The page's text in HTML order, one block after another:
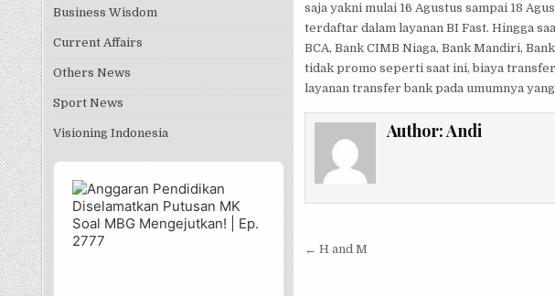
saja yakni mulai 16 Agustus sampai 18
terdaftar dalam layanan BI Fast. Hingga
BCA, Bank CIMB Niaga, Bank Mandiri,
tidak promo seperti saat ini, biaya
layanan transfer bank pada umumnya
Author:Andi
Post navigation
← H and M
Business Wisdom
Current Affairs
Others News
Sport News
Visioning Indonesia
Audio
Player